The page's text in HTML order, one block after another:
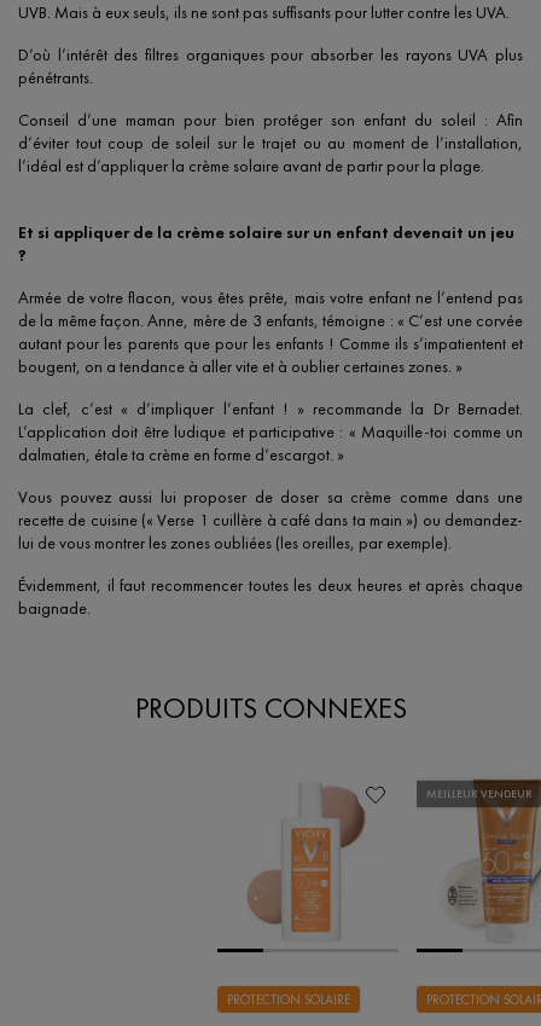
UVB. Mais à eux seuls, ils ne sont pas suffisants pour lutter contre les UVA.
D’où l’intérêt des filtres organiques pour absorber les rayons UVA plus
pénétrants.
Conseil d’une maman pour bien protéger son enfant du soleil : Afin
d’éviter tout coup de soleil sur le trajet ou au moment de l’installation,
l’idéal est d’appliquer la crème solaire avant de partir pour la plage.
Et si appliquer de la crème solaire sur un enfant devenait un jeu
?
Armée de votre flacon, vous êtes prête, mais votre enfant ne l’entend pas
de la même façon. Anne, mère de 3 enfants, témoigne : « C’est une corvée
autant pour les parents que pour les enfants ! Comme ils s’impatientent et
bougent, on a tendance à aller vite et à oublier certaines zones. »
La clef, c’est « d’impliquer l’enfant ! » recommande la Dr Bernadet.
L’application doit être ludique et participative : « Maquille-toi comme un
dalmatien, étale ta crème en forme d’escargot. »
Vous pouvez aussi lui proposer de doser sa crème comme dans une
recette de cuisine (« Verse 1 cuillère à café dans ta main ») ou demandez-
lui de vous montrer les zones oubliées (les oreilles, par exemple).
Évidemment, il faut recommencer toutes les deux heures et après chaque
baignade.
PRODUITS CONNEXES
PROTECTION SOLAIRE
MEILLEUR VENDEUR
PROTECTION